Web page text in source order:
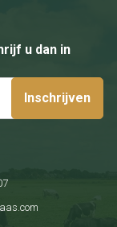
u dan in
Inschrijven